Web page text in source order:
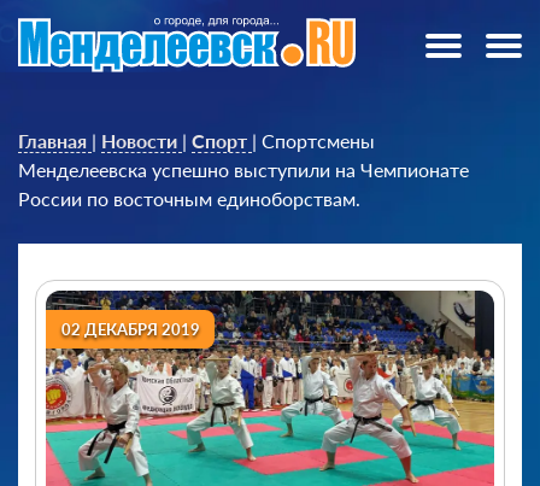
Главная | Новости | Спорт | Спортсмены
Менделеевска успешно выступили на Чемпионате
России по восточным единоборствам.
02 ДЕКАБРЯ 2019